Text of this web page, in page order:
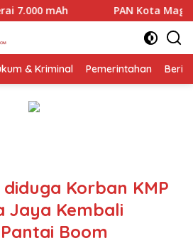
Kota Magelang Mulai Panaskan
& Kriminal Pemerintahan
Korban KMP
Jaya Kembali
Boom